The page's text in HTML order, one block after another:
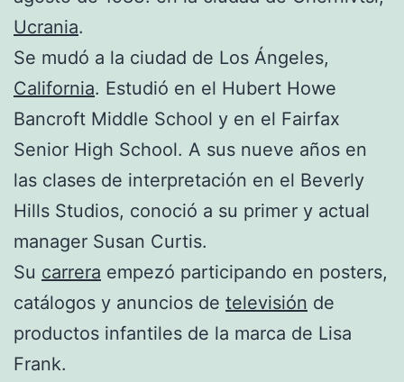
Ucrania.
Se mudó a la ciudad de Los Ángeles,
California. Estudió en el Hubert Howe
Bancroft Middle School y en el Fairfax
Senior High School. A sus nueve años en
las clases de interpretación en el Beverly
Hills Studios, conoció a su primer y actual
manager Susan Curtis.
Su carrera empezó participando en posters,
catálogos y anuncios de televisión de
productos infantiles de la marca de Lisa
Frank.